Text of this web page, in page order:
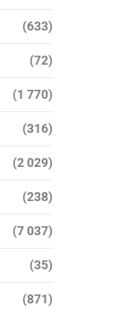
(633)
(72)
(1 770)
(316)
(2 029)
(238)
(7 037)
(35)
(871)